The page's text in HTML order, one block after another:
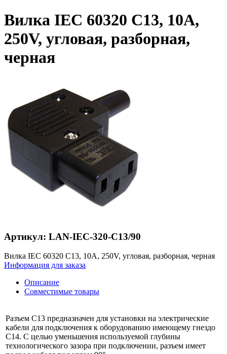
Вилка IEC 60320 C13, 10A,
250V, угловая, разборная,
черная
Артикул: LAN-IEC-320-C13/90
Вилка IEC 60320 C13, 10A, 250V, угловая, разборная, черная
Информация для заказа
Описание
Совместимые товары
Разъем С13 предназначен для установки на электрические
кабели для подключения к оборудованию имеющему гнездо
С14. С целью уменьшения используемой глубины
технологического зазора при подключении, разъем имеет